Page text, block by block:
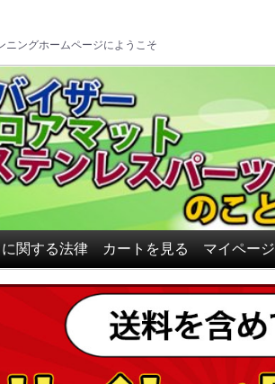
ニングホームページにようこそ
関する法律 カートを見る マイページ